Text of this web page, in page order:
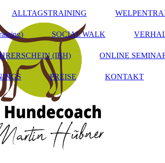
ALLTAGSTRAINING
SOCIAL WALK
(IBH) ONLINE
PREISE KONTAKT